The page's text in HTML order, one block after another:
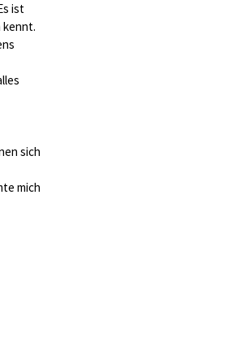
ist
kennt.
sich
mich